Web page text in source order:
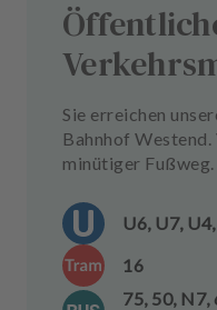
Sie erreichen
Bahnhof Westend.
minütiger Fußweg.
U6, U7,
16
75, 50,